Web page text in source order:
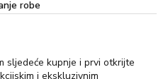
robe
sljedeće kupnje i prvi otkrijte
i ekskluzivnim